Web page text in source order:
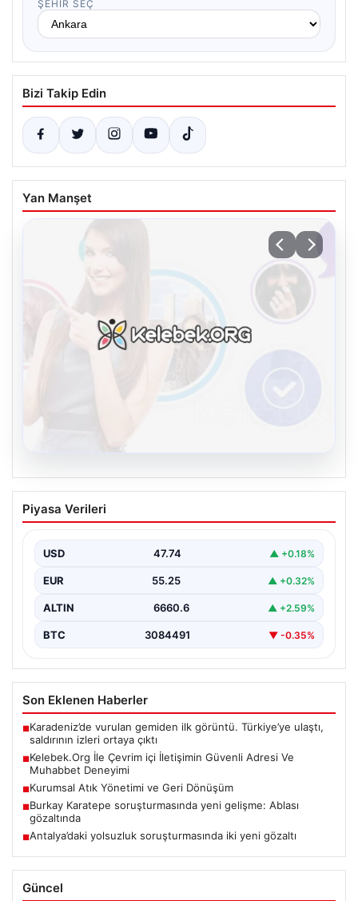
ŞEHIR SEÇ
Bizi Takip Edin
Yan Manşet
08.08.2026
Kelebek.Org İle Çevrim içi İletişimin
Güvenli Adresi Ve Muhabbet Deneyimi
sağlaması büyük bir değer ifade etmektedir. Halen…
Piyasa Verileri
USD 47.74 ▲ +0.18%
EUR 55.25 ▲ +0.32%
ALTIN 6660.6 ▲ +2.59%
BTC 3084491 ▼ -0.35%
Son Eklenen Haberler
■Karadeniz’de vurulan gemiden ilk görüntü. Türkiye’ye ulaştı,
saldırının izleri ortaya çıktı
■Kelebek.Org İle Çevrim içi İletişimin Güvenli Adresi Ve
Muhabbet Deneyimi
■Kurumsal Atık Yönetimi ve Geri Dönüşüm
■Burkay Karatepe soruşturmasında yeni gelişme: Ablası
gözaltında
■Antalya’daki yolsuzluk soruşturmasında iki yeni gözaltı
Güncel